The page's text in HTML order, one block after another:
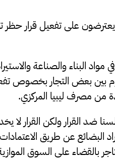
على تفعيل قرار حظر
البناء والصناعة
بين بعض التجار بخصوص
من مصرف ليبيا المركزي.
ضد القرار ولكن القرار لا
البضائع عن طريق
بالقضاء على السوق